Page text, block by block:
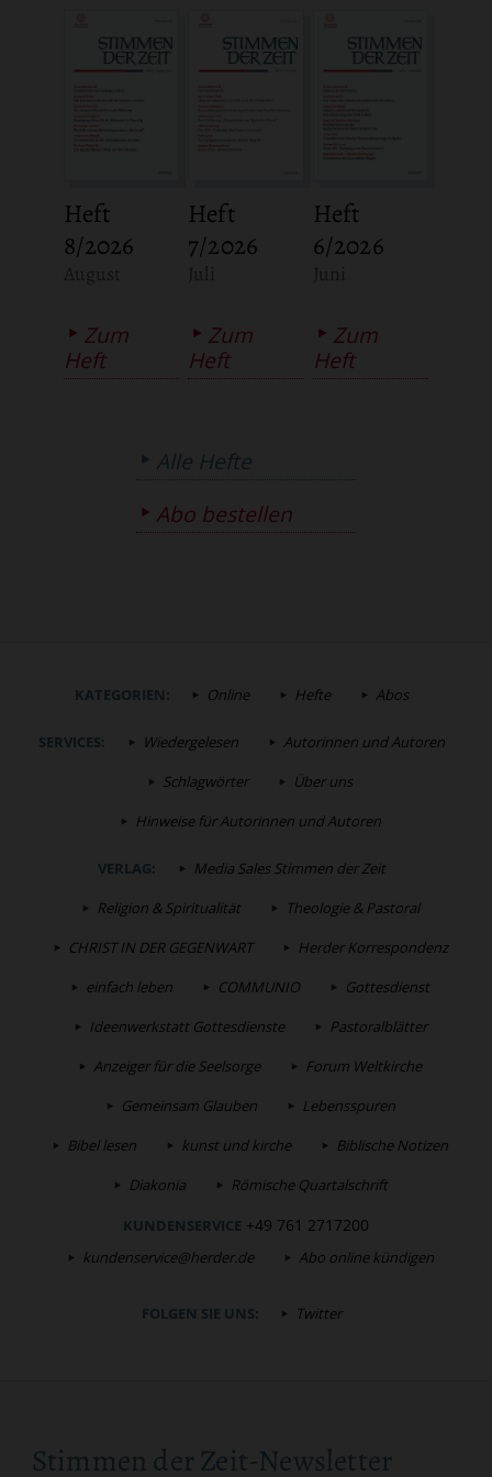
Heft
8/2026
Zum
Heft
Heft
7/2026
Zum
Heft
Heft
6/2026
Zum
Heft
Alle Hefte
Abo bestellen
KATEGORIEN: Online Hefte Abos
SERVICES: Wiedergelesen
Autorinnen und Autoren
Schlagwörter
Über uns
Hinweise für Autorinnen und Autoren
VERLAG:
Media Sales Stimmen der Zeit
Religion & Spiritualität
Theologie & Pastoral
CHRIST IN DER GEGENWART
Herder Korrespondenz
einfach leben
COMMUNIO
Gottesdienst
Ideenwerkstatt Gottesdienste
Pastoralblätter
Anzeiger für die Seelsorge
Forum Weltkirche
Gemeinsam Glauben
Lebensspuren
Bibel lesen
kunst und kirche
Biblische Notizen
Diakonia
Römische Quartalschrift
KUNDENSERVICE +49 761 2717200
kundenservice@herder.de Abo online kündigen
FOLGEN SIE UNS: Twitter
Stimmen der Zeit-Newsletter